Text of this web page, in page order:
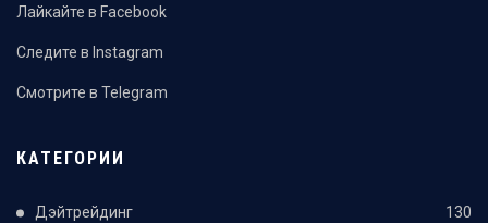
Лайкайте в Facebook
Следите в Instagram
Смотрите в Telegram
КАТЕГОРИИ
Дэйтрейдинг 130